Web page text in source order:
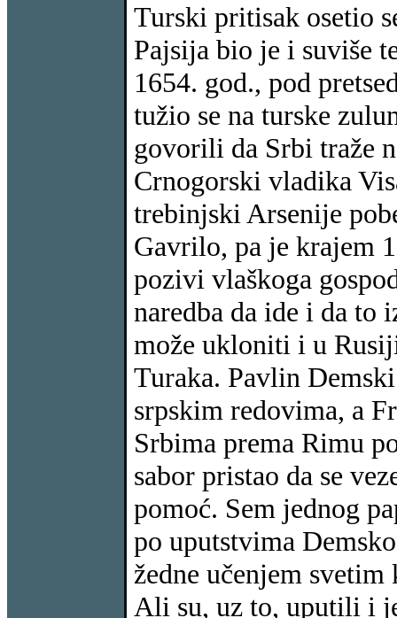
Turski pritisak osetio
Pajsija bio je i suviše
1654. god., pod
tužio se na turske
govorili da Srbi traže
Crnogorski vladika
trebinjski Arsenije
Gavrilo, pa je krajem
pozivi vlaškoga
naredba da ide i da to
može ukloniti i u
Turaka. Pavlin
srpskim redovima, a
Srbima prema Rimu
sabor pristao da se
pomoć. Sem jednog
po uputstvima
žedne učenjem
Ali su, uz to, uputili i